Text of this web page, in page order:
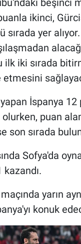
beşinci
ikinci,
yer alıyor.
ilk iki sırada
etmesini
İspanya 12
olurken, puan
son sırada
Sofya'da
kazandı.
yarın
konuk